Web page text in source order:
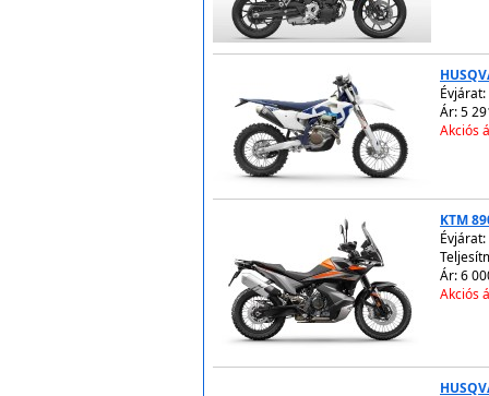
Évjárat:
Ár: 5
Akciós
KTM
Évjárat:
Ár: 6
Akciós